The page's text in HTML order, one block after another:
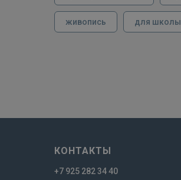
живопись для школы
КОНТАКТЫ
+7 925 282 34 40